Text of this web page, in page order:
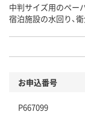
中判サイズ用のペー
宿泊施設の水回り、衛
お申込番号
P667099